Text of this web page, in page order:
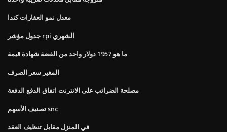
معدل نمو العقارات كندا
جدول مؤشر rpi الشهري
ما هو 1957 دولار واحد من الفضة شهادة قيمة
المغير سعر الصرف
مصلحة الضرائب على الانترنت اتفاق الدفع الدفعة
تصنيف الأسهم snc
في المنزل مقابل تنظيف العقد